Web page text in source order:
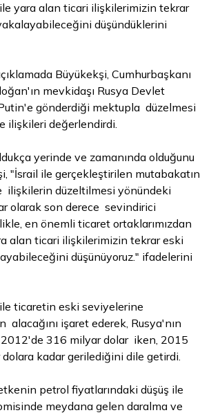
yara alan ticari ilişkilerimizin tekrar
düşündüklerini
Büyükekşi, Cumhurbaşkanı
mevkidaşı Rusya Devlet
gönderdiği mektupla düzelmesi
ilişkileri değerlendirdi.
yerinde ve zamanında olduğunu
"İsrail ile gerçekleştirilen mutabakatın
ilişkilerin düzeltilmesi yönündeki
olarak son derece sevindirici
en önemli ticaret ortaklarımızdan
alan ticari ilişkilerimizin tekrar eski
düşünüyoruz." ifadelerini
ticaretin eski seviyelerine
alacağını işaret ederek, Rusya'nın
316 milyar dolar iken, 2015
dolara kadar gerilediğini dile getirdi.
petrol fiyatlarındaki düşüş ile
meydana gelen daralma ve